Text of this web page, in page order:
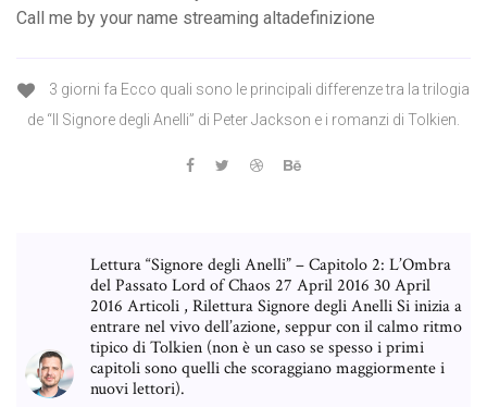
Call me by your name streaming altadefinizione
3 giorni fa Ecco quali sono le principali differenze tra la trilogia
de “Il Signore degli Anelli” di Peter Jackson e i romanzi di Tolkien.
Lettura “Signore degli Anelli” – Capitolo 2: L’Ombra
del Passato Lord of Chaos 27 April 2016 30 April
2016 Articoli , Rilettura Signore degli Anelli Si inizia a
entrare nel vivo dell’azione, seppur con il calmo ritmo
tipico di Tolkien (non è un caso se spesso i primi
capitoli sono quelli che scoraggiano maggiormente i
nuovi lettori).